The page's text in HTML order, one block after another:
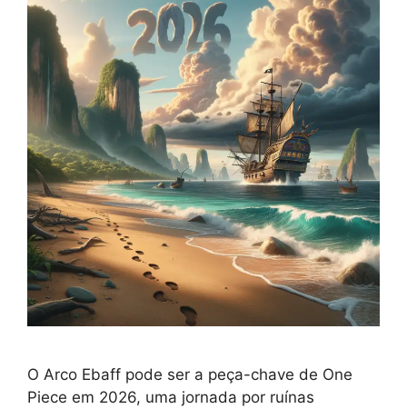
O Arco Ebaff pode ser a peça-chave de One
Piece em 2026, uma jornada por ruínas